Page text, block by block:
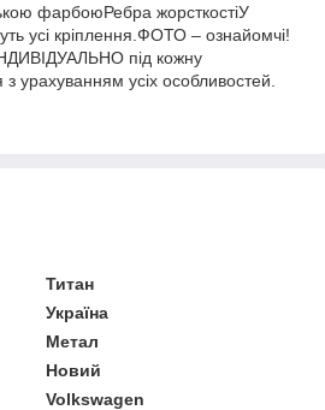
фарбоюРебра жорсткостіУ
усі кріплення.ФОТО – ознайомчі!
під кожну
урахуванням усіх особливостей.
Титан
Україна
Метал
Новий
Volkswagen